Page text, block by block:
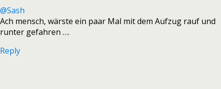
@Sash
Ach mensch, wärste ein paar Mal mit dem Aufzug rauf und
runter gefahren ….
Reply